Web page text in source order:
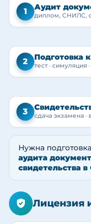
1 Аудит
диплом, СНИЛС,
2 Подготовка
тест · симуляция
3 сдача экзамена
Нужна
аудита
свидетельства
Лицензия